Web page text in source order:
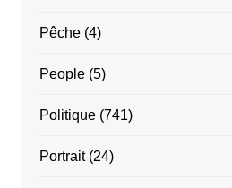
Pêche(4)
People(5)
Politique(741)
Portrait(24)